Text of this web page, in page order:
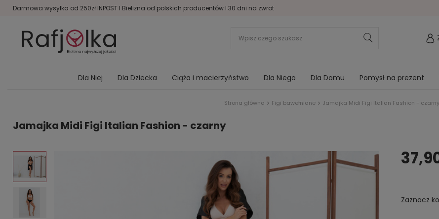
Darmowa wysyłka od 250zł INPOST I Bielizna od polskich producentów I 30 dni na zwrot
Dla Niej Dla Dziecka Ciąża i macierzyństwo Dla Niego Dla Domu Pomysł na prezent
Strona główna Figi bawełniane Jamajka Midi Figi Italian Fashion - czarny
Jamajka Midi Figi Italian Fashion - czarny
Zaznacz